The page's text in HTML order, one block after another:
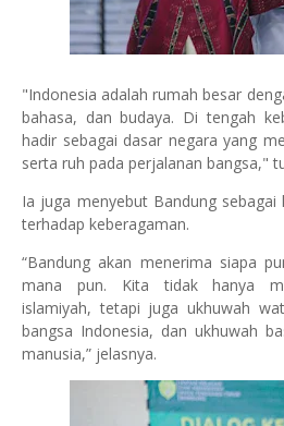
"Indonesia adalah rumah besar
bahasa, dan budaya. Di tengah
hadir sebagai dasar negara yang
serta ruh pada perjalanan bangsa,"
Ia juga menyebut Bandung
terhadap keberagaman.
“Bandung akan menerima siapa
mana pun. Kita tidak hanya
islamiyah, tetapi juga ukhuwah
bangsa Indonesia, dan ukhuwah
manusia,” jelasnya.